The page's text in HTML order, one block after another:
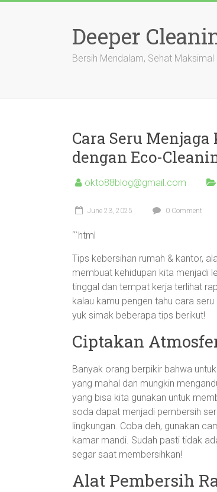
Deeper
Bersih Mendalam, Sehat Maksimal
Cara Seru
dengan Eco-
okto88blog@gmail.com
June 23, 2025 0 Comment
“`html
Tips kebersihan rumah & kantor,
membuat kehidupan kita menjadi
tinggal dan tempat kerja terlihat
kalau kamu pengen tahu cara
yuk simak beberapa tips berikut!
Ciptakan
Banyak orang berpikir bahwa
yang mahal dan mungkin
yang bisa kita gunakan untuk
soda dapat menjadi pembersih
lingkungan. Coba deh, gunakan
kamar mandi. Sudah pasti tidak
segar saat membersihkan!
Alat Pembersih